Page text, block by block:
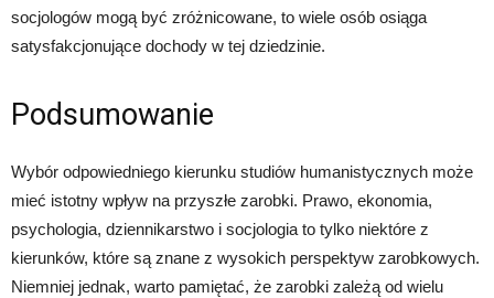
socjologów mogą być zróżnicowane, to wiele osób osiąga
satysfakcjonujące dochody w tej dziedzinie.
Podsumowanie
Wybór odpowiedniego kierunku studiów humanistycznych może
mieć istotny wpływ na przyszłe zarobki. Prawo, ekonomia,
psychologia, dziennikarstwo i socjologia to tylko niektóre z
kierunków, które są znane z wysokich perspektyw zarobkowych.
Niemniej jednak, warto pamiętać, że zarobki zależą od wielu